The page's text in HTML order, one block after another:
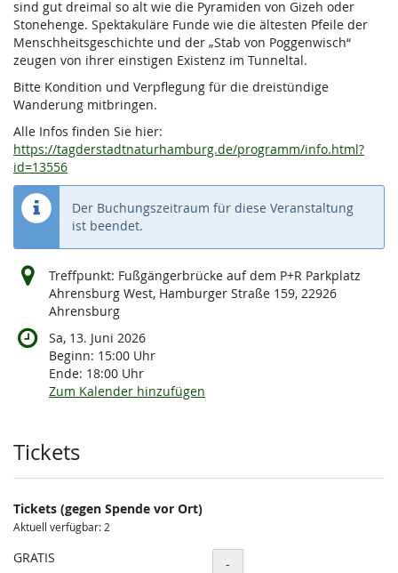
sind gut dreimal so alt wie die Pyramiden von Gizeh oder
Stonehenge. Spektakuläre Funde wie die ältesten Pfeile der
Menschheitsgeschichte und der „Stab von Poggenwisch“
zeugen von ihrer einstigen Existenz im Tunneltal.
Bitte Kondition und Verpflegung für die dreistündige
Wanderung mitbringen.
Alle Infos finden Sie hier:
https://tagderstadtnaturhamburg.de/programm/info.html?
id=13556
Der Buchungszeitraum für diese Veranstaltung
ist beendet.
Treffpunkt: Fußgängerbrücke auf dem P+R Parkplatz
Ahrensburg West, Hamburger Straße 159, 22926
Ahrensburg
Sa, 13. Juni 2026
Beginn: 15:00 Uhr
Ende: 18:00 Uhr
Zum Kalender hinzufügen
Produkte
Tickets
Tickets (gegen Spende vor Ort)
Aktuell verfügbar: 2
GRATIS Menge
-